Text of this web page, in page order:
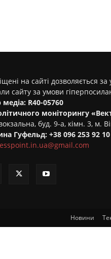
на сайті дозволяється
сайту за умови
R40-05760
моніторингу
буд. 9-а, кімн. 3, м.
Гуфельд: +38 096 253 92 10
Новини